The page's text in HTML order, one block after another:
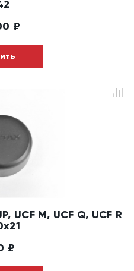
₽
UCF M, UCF Q, UCF R
₽